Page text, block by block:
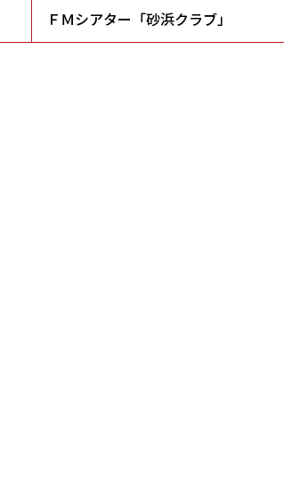
ＦＭシアター「砂浜クラブ」